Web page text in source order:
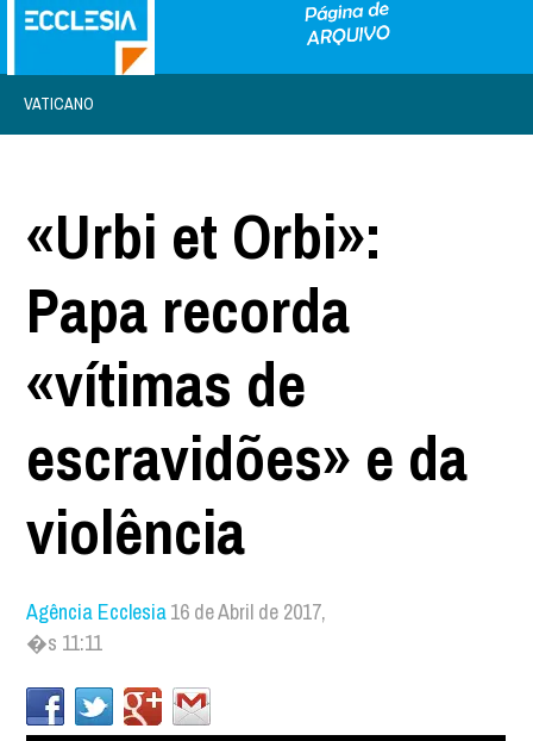
VATICANO
«Urbi et Orbi»:
Papa recorda
«vítimas de
escravidões» e da
violência
Agência Ecclesia16 de Abril de 2017,
�s 11:11